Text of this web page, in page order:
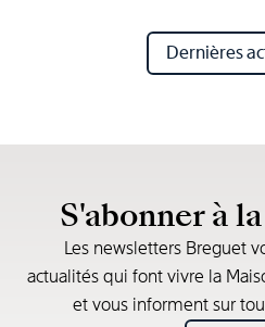
Dernières
S'abonner à
Les newsletters Breguet
actualités qui font vivre la
et vous informent sur